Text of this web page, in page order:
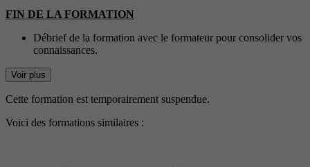
FIN DE LA FORMATION
Débrief de la formation avec le formateur pour consolider vos
connaissances.
Voir plus
Cette formation est temporairement suspendue.
Voici des formations similaires :